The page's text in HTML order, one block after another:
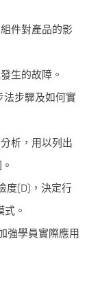
件對產品的影
生的故障。
法步驟及如何實
析，用以列出
度(D)，決定行
。
強學員實際應用